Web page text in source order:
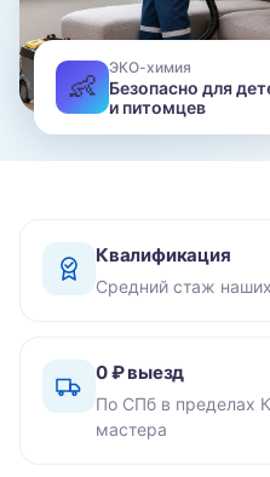
👶
ЭКО-химия
Безопасно для
и питомцев
Квалификация
Средний стаж
0 ₽ выезд
По СПб в пределах
мастера